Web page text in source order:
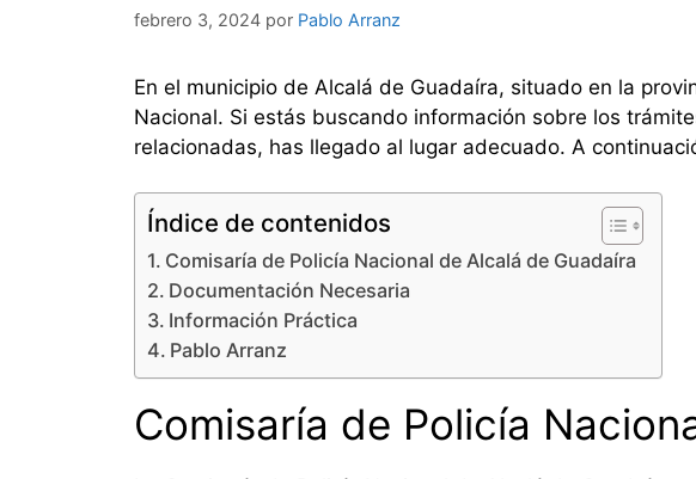
febrero 3, 2024 por Pablo Arranz
En el municipio de Alcalá de Guadaíra, situado en la
Nacional. Si estás buscando información sobre los
relacionadas, has llegado al lugar adecuado. A
Índice de contenidos
Comisaría de Policía Nacional de Alcalá de Guadaíra
Documentación Necesaria
Información Práctica
Pablo Arranz
Comisaría de Policía